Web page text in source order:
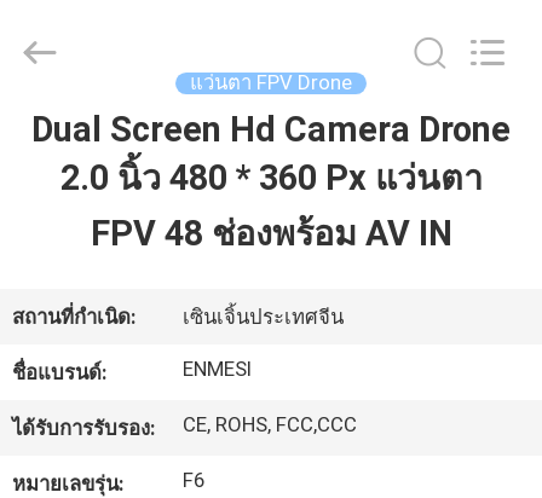
บ้าน
เกี่ยว
กับ
เรา
Intelligence
Technology
Reserved.
แว่นตา FPV Drone
Dual Screen Hd Camera Drone
2.0 นิ้ว 480 * 360 Px แว่นตา
FPV 48 ช่องพร้อม AV IN
สถานที่กำเนิด: เซินเจิ้นประเทศจีน
ชื่อแบรนด์: ENMESI
ได้รับการรับรอง: CE, ROHS, FCC,CCC
หมายเลขรุ่น: F6